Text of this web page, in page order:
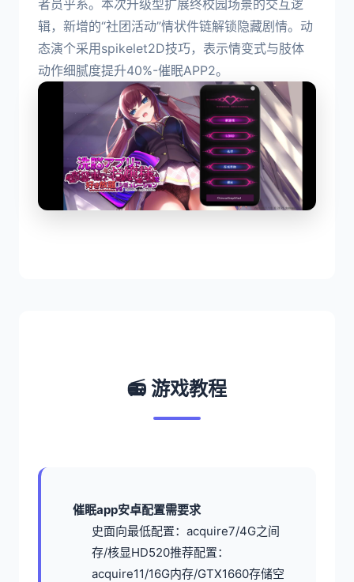
者员乎系。本次升级型扩展终校园场景的交互逻
辑，新增的“社团活动”情状件链解锁隐藏剧情。动
态演个采用spikelet2D技巧，表示情变式与肢体
动作细腻度提升40%-催眠APP2。
📻 游戏教程
催眠app安卓配置需要求
​史面向最低配置​​：acquire7/4G之间
存/核显HD520​推荐配置​​：
acquire11/16G内存/GTX1660​存储空